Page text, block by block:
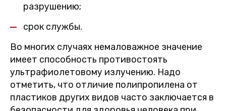
разрушению;
срок службы.
Во многих случаях немаловажное значение
имеет способность противостоять
ультрафиолетовому излучению. Надо
отметить, что отличие полипропилена от
пластиков других видов часто заключается в